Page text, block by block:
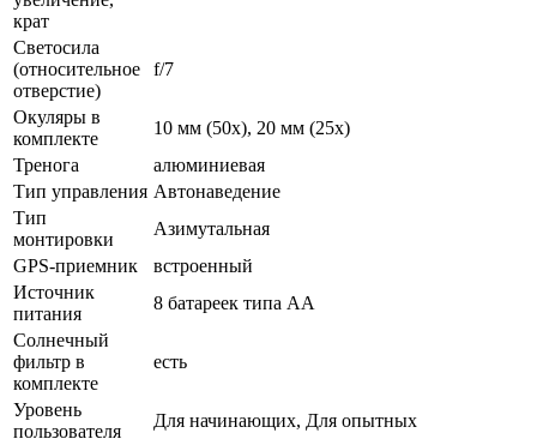
крат
Светосила
(относительное
отверстие)
f/7
Окуляры в
комплекте
10 мм (50х), 20 мм (25х)
Тренога
алюминиевая
Тип управления Автонаведение
Тип
монтировки
Азимутальная
GPS-приемник
встроенный
Источник
питания
8 батареек типа AA
Солнечный
фильтр в
комплекте
есть
Уровень
пользователя
Для начинающих, Для опытных